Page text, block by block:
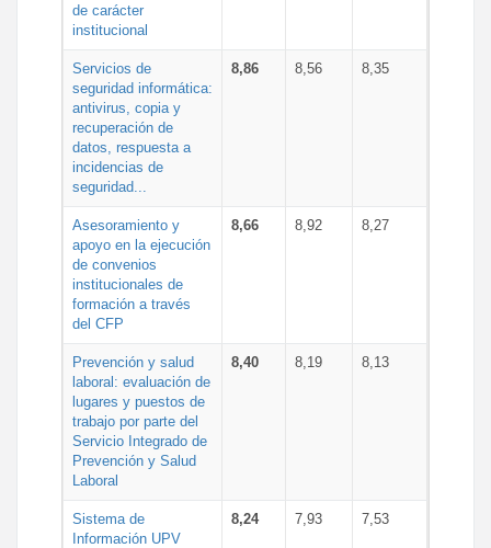
de carácter
institucional
Servicios de
seguridad informática:
antivirus, copia y
recuperación de
datos, respuesta a
incidencias de
seguridad...
8,86 8,56 8,35
Asesoramiento y
apoyo en la ejecución
de convenios
institucionales de
formación a través
del CFP
8,66 8,92 8,27
Prevención y salud
laboral: evaluación de
lugares y puestos de
trabajo por parte del
Servicio Integrado de
Prevención y Salud
Laboral
8,40 8,19 8,13
Sistema de
Información UPV
8,24 7,93 7,53